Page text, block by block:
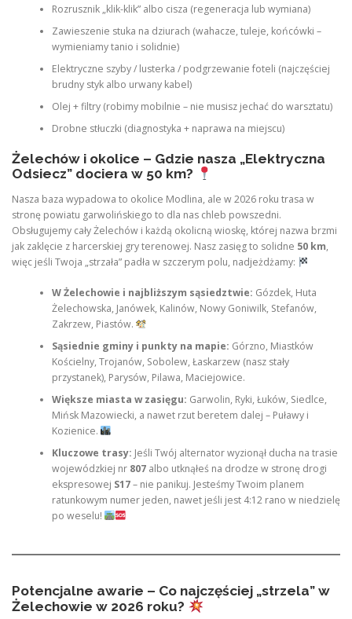
Rozrusznik „klik-klik” albo cisza (regeneracja lub wymiana)
Zawieszenie stuka na dziurach (wahacze, tuleje, końcówki –
wymieniamy tanio i solidnie)
Elektryczne szyby / lusterka / podgrzewanie foteli (najczęściej
brudny styk albo urwany kabel)
Olej + filtry (robimy mobilnie – nie musisz jechać do warsztatu)
Drobne stłuczki (diagnostyka + naprawa na miejscu)
Żelechów i okolice – Gdzie nasza „Elektryczna
Odsiecz” dociera w 50 km?
Nasza baza wypadowa to okolice Modlina, ale w 2026 roku trasa w
stronę powiatu garwolińskiego to dla nas chleb powszedni.
Obsługujemy cały Żelechów i każdą okolicną wioskę, której nazwa brzmi
jak zaklęcie z harcerskiej gry terenowej. Nasz zasięg to solidne 50 km,
więc jeśli Twoja „strzała” padła w szczerym polu, nadjeżdżamy:
W Żelechowie i najbliższym sąsiedztwie: Gózdek, Huta
Żelechowska, Janówek, Kalinów, Nowy Goniwilk, Stefanów,
Zakrzew, Piastów.
Sąsiednie gminy i punkty na mapie: Górzno, Miastków
Kościelny, Trojanów, Sobolew, Łaskarzew (nasz stały
przystanek), Parysów, Pilawa, Maciejowice.
Większe miasta w zasięgu: Garwolin, Ryki, Łuków, Siedlce,
Mińsk Mazowiecki, a nawet rzut beretem dalej – Puławy i
Kozienice.
Kluczowe trasy: Jeśli Twój alternator wyzionął ducha na trasie
wojewódzkiej nr 807albo utknąłeś na drodze w stronę drogi
ekspresowej S17– nie panikuj. Jesteśmy Twoim planem
ratunkowym numer jeden, nawet jeśli jest 4:12 rano w niedzielę
po weselu!
Potencjalne awarie – Co najczęściej „strzela” w
Żelechowie w 2026 roku?